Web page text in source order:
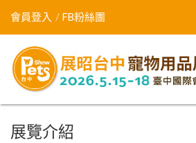
會員登入 FB粉絲團
展覽介紹